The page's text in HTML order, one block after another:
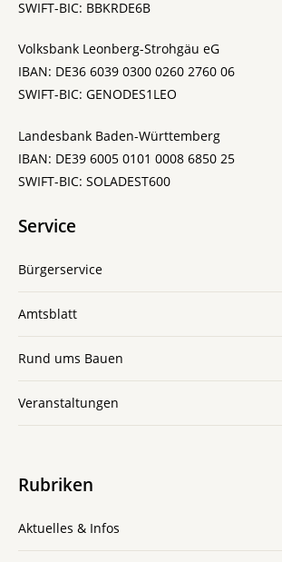
SWIFT-BIC: BBKRDE6B
Volksbank Leonberg-Strohgäu eG
IBAN: DE36 6039 0300 0260 2760 06
SWIFT-BIC: GENODES1LEO
Landesbank Baden-Württemberg
IBAN: DE39 6005 0101 0008 6850 25
SWIFT-BIC: SOLADEST600
Service
Bürgerservice
Amtsblatt
Rund ums Bauen
Veranstaltungen
Rubriken
Aktuelles & Infos